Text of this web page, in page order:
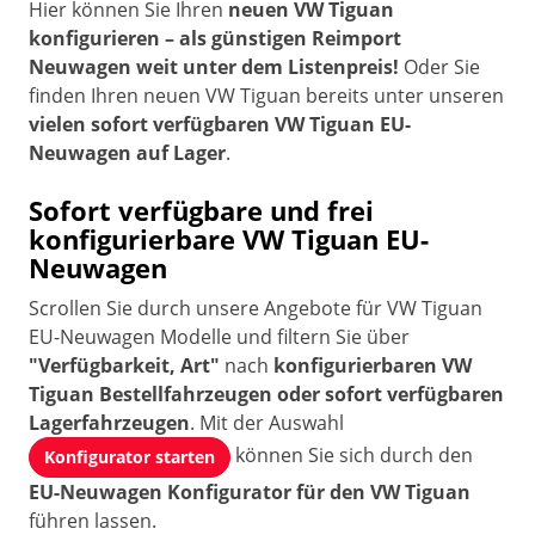
Hier können Sie Ihren neuen VW Tiguan
konfigurieren – als günstigen Reimport
Neuwagen weit unter dem Listenpreis! Oder Sie
finden Ihren neuen VW Tiguan bereits unter unseren
vielen sofort verfügbaren VW Tiguan EU-
Neuwagen auf Lager.
Sofort verfügbare und frei
konfigurierbare VW Tiguan EU-
Neuwagen
Scrollen Sie durch unsere Angebote für VW Tiguan
EU-Neuwagen Modelle und filtern Sie über
"Verfügbarkeit, Art" nach konfigurierbaren VW
Tiguan Bestellfahrzeugen oder sofort verfügbaren
Lagerfahrzeugen. Mit der Auswahl
Konfigurator starten
können Sie sich durch den
EU-Neuwagen Konfigurator für den VW Tiguan
führen lassen.